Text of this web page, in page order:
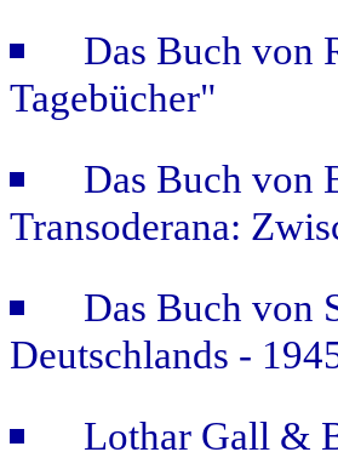
Das Buch von
Tagebücher"
Das Buch von
Transoderana:
Das Buch von
Deutschlands -
Lothar Gall &